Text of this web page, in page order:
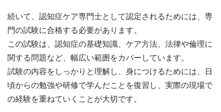
続いて、認知症ケア専門士として認定されるためには、専
門の試験に合格する必要があります。
この試験は、認知症の基礎知識、ケア方法、法律や倫理に
関する問題など、幅広い範囲をカバーしています。
試験の内容をしっかりと理解し、身につけるためには、日
頃からの勉強や研修で学んだことを復習し、実際の現場で
の経験を重ねていくことが大切です。